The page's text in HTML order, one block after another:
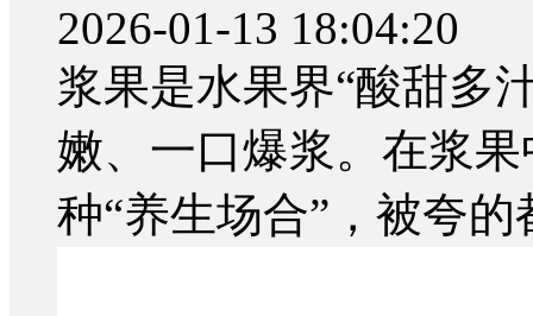
2026-01-13 18:04:20
浆果是水果界“酸甜多
嫩、一口爆浆。在浆
种“养生场合”，被夸的